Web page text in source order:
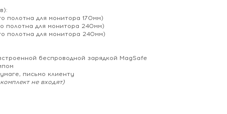
полотна для монитора 170мм)
полотна для монитора 240мм)
полотна для монитора 240мм)
беспроводной зарядкой MagSafe
письмо клиенту
не входят)